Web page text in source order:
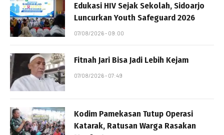
Edukasi HIV Sejak Sekolah, Sidoarjo
Luncurkan Youth Safeguard 2026
07/08/2026 - 09:00
Fitnah Jari Bisa Jadi Lebih Kejam
07/08/2026 - 07:49
Kodim Pamekasan Tutup Operasi
Katarak, Ratusan Warga Rasakan